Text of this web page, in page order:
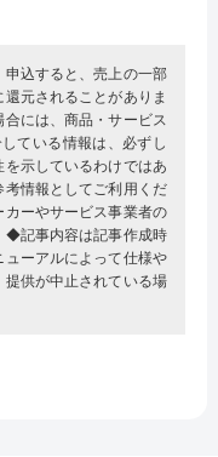
込すると、売上の一部
元されることがありま
には、商品・サービス
ている情報は、必ずし
示しているわけではあ
考情報としてご利用くだ
ーやサービス事業者の
◆記事内容は記事作成時
ーアルによって仕様や
供が中止されている場